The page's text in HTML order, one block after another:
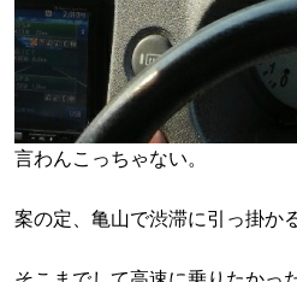
言わんこっちゃない。
案の定、亀山で渋滞に引っ掛か